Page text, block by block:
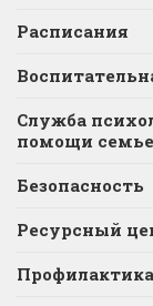
Расписания
Служба
помощи семье
Безопасность
Ресурсный
Профилактика